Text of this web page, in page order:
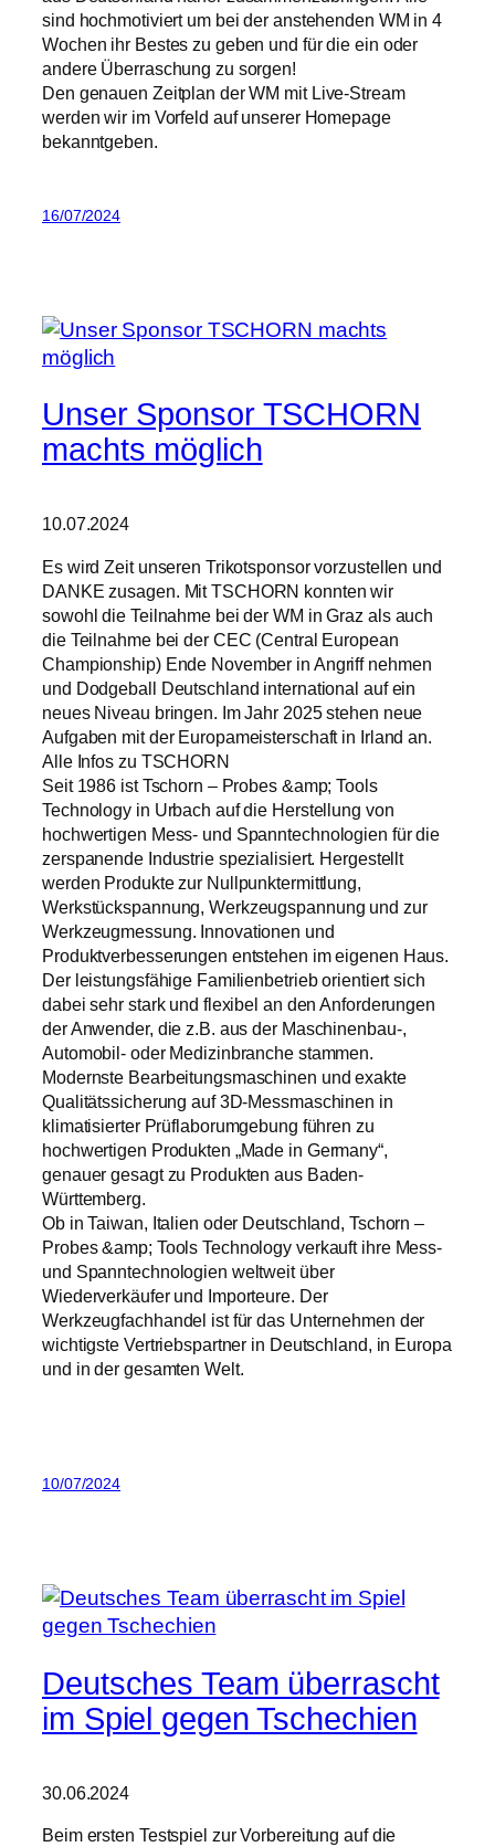
sind hochmotiviert um bei der anstehenden WM in 4
Wochen ihr Bestes zu geben und für die ein oder
andere Überraschung zu sorgen!
Den genauen Zeitplan der WM mit Live-Stream
werden wir im Vorfeld auf unserer Homepage
bekanntgeben.
16/07/2024
Unser Sponsor TSCHORN
machts möglich
10.07.2024
Es wird Zeit unseren Trikotsponsor vorzustellen und
DANKE zusagen. Mit TSCHORN konnten wir
sowohl die Teilnahme bei der WM in Graz als auch
die Teilnahme bei der CEC (Central European
Championship) Ende November in Angriff nehmen
und Dodgeball Deutschland international auf ein
neues Niveau bringen. Im Jahr 2025 stehen neue
Aufgaben mit der Europameisterschaft in Irland an.
Alle Infos zu TSCHORN
Seit 1986 ist Tschorn – Probes &amp; Tools
Technology in Urbach auf die Herstellung von
hochwertigen Mess- und Spanntechnologien für die
zerspanende Industrie spezialisiert. Hergestellt
werden Produkte zur Nullpunktermittlung,
Werkstückspannung, Werkzeugspannung und zur
Werkzeugmessung. Innovationen und
Produktverbesserungen entstehen im eigenen Haus.
Der leistungsfähige Familienbetrieb orientiert sich
dabei sehr stark und flexibel an den Anforderungen
der Anwender, die z.B. aus der Maschinenbau-,
Automobil- oder Medizinbranche stammen.
Modernste Bearbeitungsmaschinen und exakte
Qualitätssicherung auf 3D-Messmaschinen in
klimatisierter Prüflaborumgebung führen zu
hochwertigen Produkten „Made in Germany“,
genauer gesagt zu Produkten aus Baden-
Württemberg.
Ob in Taiwan, Italien oder Deutschland, Tschorn –
Probes &amp; Tools Technology verkauft ihre Mess-
und Spanntechnologien weltweit über
Wiederverkäufer und Importeure. Der
Werkzeugfachhandel ist für das Unternehmen der
wichtigste Vertriebspartner in Deutschland, in Europa
und in der gesamten Welt.
10/07/2024
Deutsches Team überrascht
im Spiel gegen Tschechien
30.06.2024
Beim ersten Testspiel zur Vorbereitung auf die